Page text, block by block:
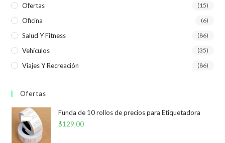
Ofertas (15)
Oficina (6)
Salud Y Fitness (86)
Vehículos (35)
Viajes Y Recreación (86)
Ofertas
Funda de 10 rollos de precios para Etiquetadora
$129,00